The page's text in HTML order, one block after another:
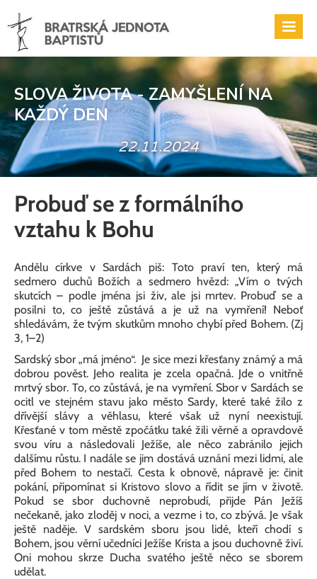
SLOVA ŽIVOTA - ZAMYŠLENÍ NA
KAŽDÝ DEN
22.11.2024
Probuď se z formálního
vztahu k Bohu
Andělu církve v Sardách piš: Toto praví ten, který má
sedmero duchů Božích a sedmero hvězd: „Vím o tvých
skutcích – podle jména jsi živ, ale jsi mrtev. Probuď se a
posilni to, co ještě zůstává a je už na vymření! Neboť
shledávám, že tvým skutkům mnoho chybí před Bohem. (Zj
3, 1–2)
Sardský sbor „má jméno“. Je sice mezi křesťany známý a má
dobrou pověst. Jeho realita je zcela opačná. Jde o vnitřně
mrtvý sbor. To, co zůstává, je na vymření. Sbor v Sardách se
ocitl ve stejném stavu jako město Sardy, které také žilo z
dřívější slávy a věhlasu, které však už nyní neexistují.
Křesťané v tom městě zpočátku také žili věrně a opravdově
svou víru a následovali Ježíše, ale něco zabránilo jejich
dalšímu růstu. I nadále se jim dostává uznání mezi lidmi, ale
před Bohem to nestačí. Cesta k obnově, nápravě je: činit
pokání, připomínat si Kristovo slovo a řídit se jím v životě.
Pokud se sbor duchovně neprobudí, přijde Pán Ježíš
nečekaně, jako zloděj v noci, a vezme i to, co zbývá. Je však
ještě naděje. V sardském sboru jsou lidé, kteří chodí s
Bohem, jsou věrní učedníci Ježíše Krista a jsou duchovně živí.
Oni mohou skrze Ducha svatého ještě něco se sborem
udělat.